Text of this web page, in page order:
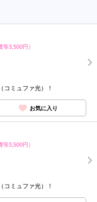
等3,500円）
コミュファ光）！
お気に入り
等3,500円）
コミュファ光）！